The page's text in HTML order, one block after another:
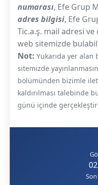
numarası, Efe Grup
adres bilgisi, Efe
Tic.a.ş. mail adresi
web sitemizde
Not: Yukarıda yer
sitemizde
bölümünden bizimle
kaldırılması talebinde
günü içinde